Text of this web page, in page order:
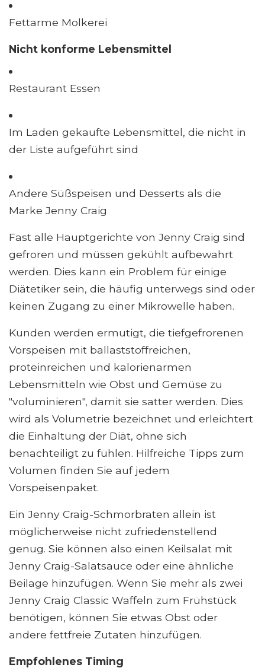
Fettarme Molkerei
Nicht konforme Lebensmittel
Restaurant Essen
Im Laden gekaufte Lebensmittel, die nicht in
der Liste aufgeführt sind
Andere Süßspeisen und Desserts als die
Marke Jenny Craig
Fast alle Hauptgerichte von Jenny Craig sind
gefroren und müssen gekühlt aufbewahrt
werden. Dies kann ein Problem für einige
Diätetiker sein, die häufig unterwegs sind oder
keinen Zugang zu einer Mikrowelle haben.
Kunden werden ermutigt, die tiefgefrorenen
Vorspeisen mit ballaststoffreichen,
proteinreichen und kalorienarmen
Lebensmitteln wie Obst und Gemüse zu
"voluminieren", damit sie satter werden. Dies
wird als Volumetrie bezeichnet und erleichtert
die Einhaltung der Diät, ohne sich
benachteiligt zu fühlen. Hilfreiche Tipps zum
Volumen finden Sie auf jedem
Vorspeisenpaket.
Ein Jenny Craig-Schmorbraten allein ist
möglicherweise nicht zufriedenstellend
genug. Sie können also einen Keilsalat mit
Jenny Craig-Salatsauce oder eine ähnliche
Beilage hinzufügen. Wenn Sie mehr als zwei
Jenny Craig Classic Waffeln zum Frühstück
benötigen, können Sie etwas Obst oder
andere fettfreie Zutaten hinzufügen.
Empfohlenes Timing